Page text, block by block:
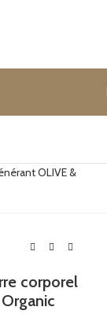
corporel